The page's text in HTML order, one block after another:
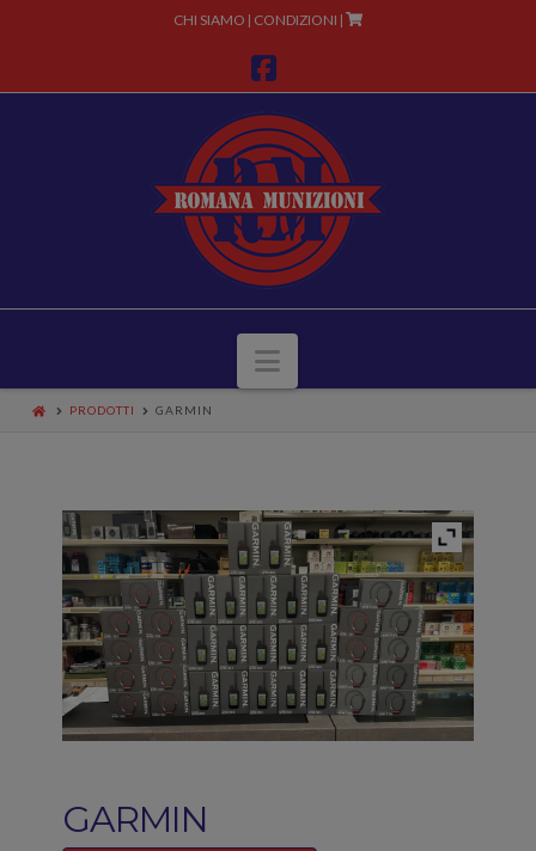
CHI SIAMO | CONDIZIONI |
Facebook
Navigazione
PRODOTTI GARMIN
GARMIN